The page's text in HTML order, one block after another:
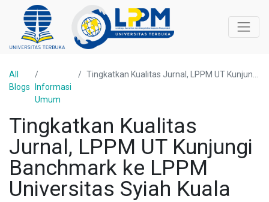
All
Blogs
Informasi
Umum
Tingkatkan Kualitas Jurnal, LPPM UT Kunjungi Banchmark ke LPPM Universitas Syiah Kuala
Tingkatkan Kualitas
Jurnal, LPPM UT Kunjungi
Banchmark ke LPPM
Universitas Syiah Kuala